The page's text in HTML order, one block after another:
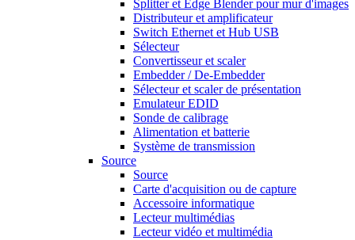
Splitter et Edge Blender pour mur d'images
Distributeur et amplificateur
Switch Ethernet et Hub USB
Sélecteur
Convertisseur et scaler
Embedder / De-Embedder
Sélecteur et scaler de présentation
Emulateur EDID
Sonde de calibrage
Alimentation et batterie
Système de transmission
Source
Source
Carte d'acquisition ou de capture
Accessoire informatique
Lecteur multimédias
Lecteur vidéo et multimédia